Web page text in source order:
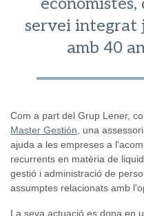
servei integrat
amb 40
Com a part del Grup Lener,
Master Gestión, una
ajuda a les empreses a
recurrents en matèria de
gestió i administració de
assumptes relacionats amb
La seva actuació es dona en